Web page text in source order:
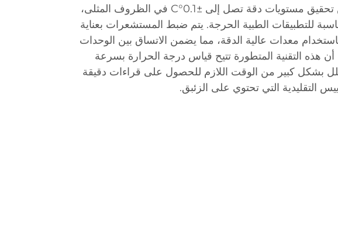
المقاييس من تحقيق مستويات دقة تصل إلى ±0.1°C في الظروف المثلى،
للتطبيقات الطبية الحرجة. يتم ضبط المستشعرات بعناية
باستخدام معدات عالية الدقة، مما يضمن الاتساق بين الوحدات
أن هذه التقنية المتطورة تتيح قياس درجة الحرارة بسرعة
بشكل كبير من الوقت اللازم للحصول على قراءات دقيقة
التقليدية التي تحتوي على الزئبق.